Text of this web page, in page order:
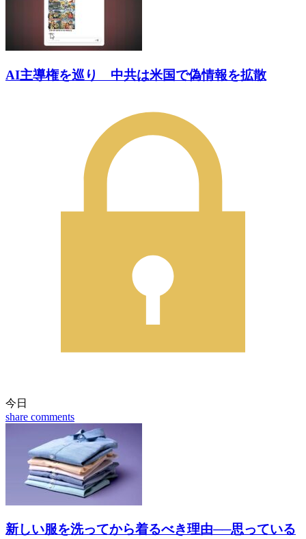
AI主導権を巡り 中共は米国で偽情報を拡散
今日
share comments
新しい服を洗ってから着るべき理由──思っている